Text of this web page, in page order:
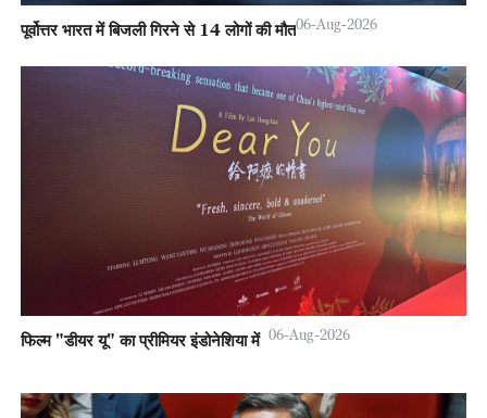
पूर्वोत्तर भारत में बिजली गिरने से 14 लोगों की मौत06-Aug-2026
फिल्म "डीयर यू" का प्रीमियर इंडोनेशिया में 06-Aug-2026